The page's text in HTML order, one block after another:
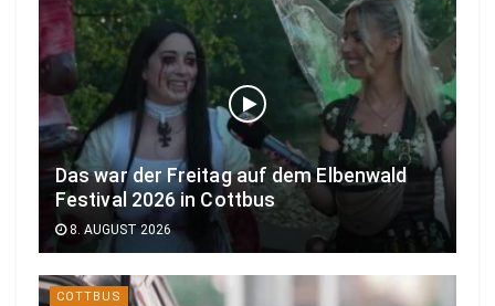
Das war der Freitag auf dem Elbenwald
Festival 2026 in Cottbus
8. AUGUST 2026
COTTBUS